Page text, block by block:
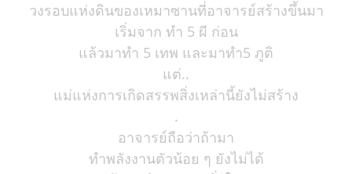
วงรอบแห่งดินของเหมาซานที่อาจารย์สร้างขึ้นมา
เริ่มจาก ทำ 5 ผี ก่อน
แล้วมาทำ 5 เทพ และมาทำ5 ภูติ
แต่..
แม่แห่งการเกิดสรรพสิ่งเหล่านี้ยังไม่สร้าง
.
อาจารย์ถือว่าถ้ามา
ทำพลังงานตัวน้อย ๆ ยังไม่ได้